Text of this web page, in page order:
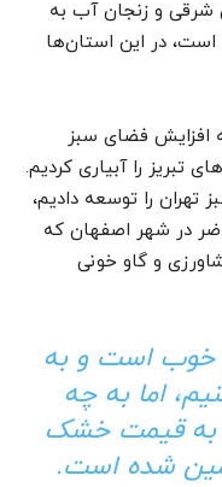
شرقی و زنجان آب به
در این استان‌ها
افزایش فضای سبز
تبریز را آبیاری کردیم.
را توسعه دادیم،
در شهر اصفهان که
و گاو خونی
خوب است و به
اما به چه
به قیمت خشک
شده است.